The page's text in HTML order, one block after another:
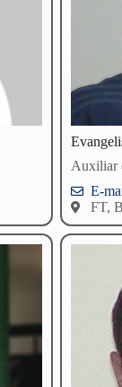
Auxiliar
E-
FT,